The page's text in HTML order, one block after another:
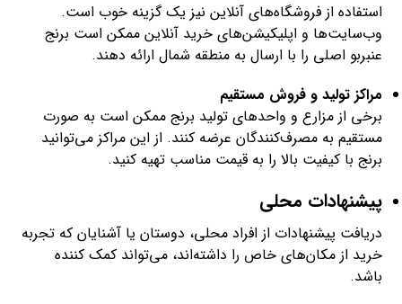
استفاده از فروشگاه‌های آنلاین نیز یک گزینه خوب است.
وب‌سایت‌ها و اپلیکیشن‌های خرید آنلاین ممکن است برنج
عنبربو اصلی را با ارسال به منطقه شمال ارائه دهند.
مراکز تولید و فروش مستقیم
برخی از مزارع و واحدهای تولید برنج ممکن است به صورت
مستقیم به مصرف‌کنندگان عرضه کنند. از این مراکز می‌توانید
برنج با کیفیت بالا را به قیمت مناسب تهیه کنید.
پیشنهادات محلی
دریافت پیشنهادات از افراد محلی، دوستان یا آشنایان که تجربه
خرید از مکان‌های خاص را داشته‌اند، می‌تواند کمک کننده
باشد.